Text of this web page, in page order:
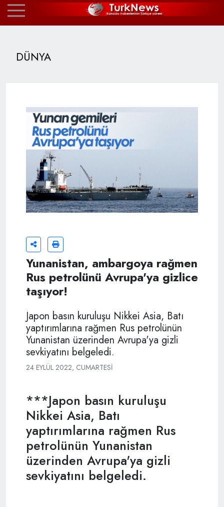
DÜNYA
Yunanistan, ambargoya rağmen
Rus petrolünü Avrupa'ya gizlice
taşıyor!
Japon basın kuruluşu Nikkei Asia, Batı
yaptırımlarına rağmen Rus petrolünün
Yunanistan üzerinden Avrupa'ya gizli
sevkiyatını belgeledi.
24 EYLÜL 2022, CUMARTESI
***Japon basın kuruluşu
Nikkei Asia, Batı
yaptırımlarına rağmen Rus
petrolünün Yunanistan
üzerinden Avrupa'ya gizli
sevkiyatını belgeledi.